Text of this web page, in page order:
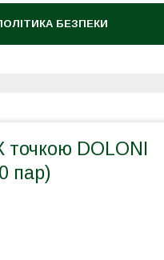
БЕЗПЕКИ
точкою DOLONI
пар)